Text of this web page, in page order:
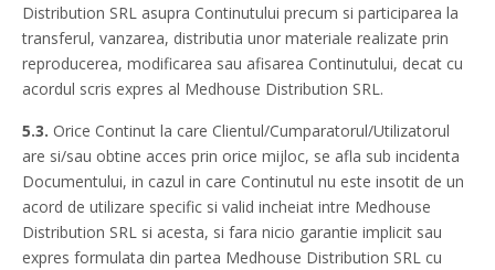
Distribution SRL asupra Continutului precum si participarea la
transferul, vanzarea, distributia unor materiale realizate prin
reproducerea, modificarea sau afisarea Continutului, decat cu
acordul scris expres al Medhouse Distribution SRL.
5.3. Orice Continut la care Clientul/Cumparatorul/Utilizatorul
are si/sau obtine acces prin orice mijloc, se afla sub incidenta
Documentului, in cazul in care Continutul nu este insotit de un
acord de utilizare specific si valid incheiat intre Medhouse
Distribution SRL si acesta, si fara nicio garantie implicit sau
expres formulata din partea Medhouse Distribution SRL cu